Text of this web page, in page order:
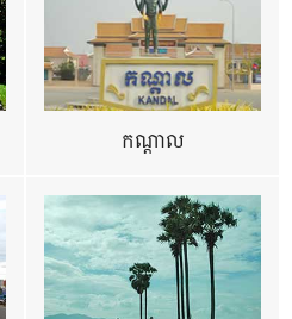
កណ្តាល